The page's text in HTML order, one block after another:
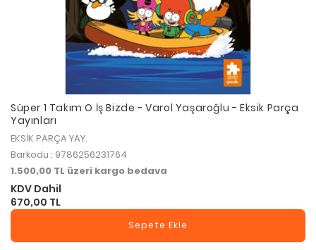
Süper 1 Takım O İş Bizde - Varol Yaşaroğlu - Eksik Parça
Yayınları
EKSİK PARÇA YAY.
Barkodu : 9786256231764
1.500,00 TL üzeri kargo bedava
KDV Dahil
670,00 TL
Sepete Ekle